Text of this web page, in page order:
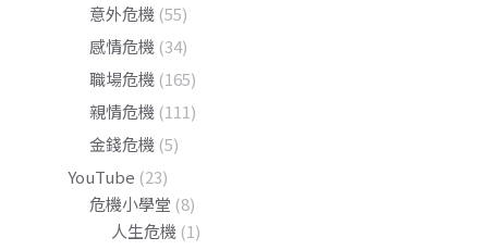
意外危機 (55)
感情危機 (34)
職場危機 (165)
親情危機 (111)
金錢危機 (5)
YouTube (23)
危機小學堂 (8)
人生危機 (1)